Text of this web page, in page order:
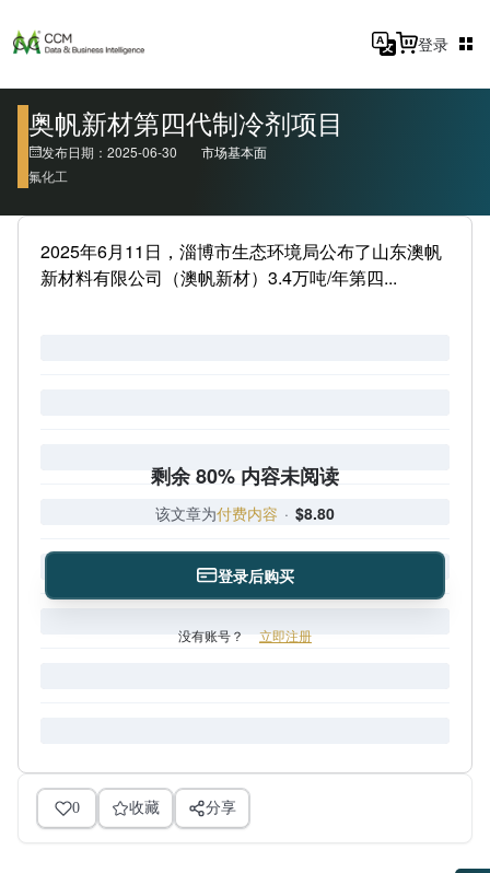
登录
奥帆新材第四代制冷剂项目
发布日期：2025-06-30
市场基本面
氟化工
2025年6月11日，淄博市生态环境局公布了山东澳帆
新材料有限公司（澳帆新材）3.4万吨/年第四...
剩余 80% 内容未阅读
该文章为付费内容 · $8.80
登录后购买
没有账号？ 立即注册
0 收藏 分享